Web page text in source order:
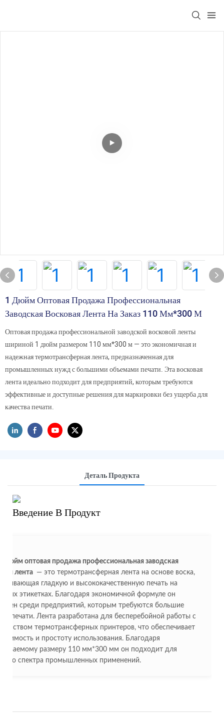
1 Дюйм Оптовая Продажа Профессиональная
Заводская Восковая Лента На Заказ 110 Мм*300 М
Оптовая продажа профессиональной заводской восковой ленты
шириной 1 дюйм размером 110 мм*300 м — это экономичная и
надежная термотрансферная лента, предназначенная для
промышленных нужд с большими объемами печати. Эта восковая
лента идеально подходит для предприятий, которым требуются
эффективные и доступные решения для маркировки без ущерба для
качества печати.
Деталь Продукта
Введение В Продукт
дюйм оптовая продажа профессиональная заводская
лента — это термотрансферная лента на основе воска,
гладкую и высококачественную печать на
этикетках. Благодаря экономичной формуле он
среди предприятий, которым требуются большие
печати. Лента разработана для бесперебойной работы с
термотрансферных принтеров, что обеспечивает
и простоту использования. Благодаря
размеру 110 мм*300 мм он подходит для
спектра промышленных применений.